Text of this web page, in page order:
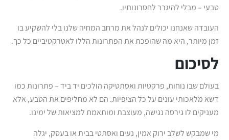
טבעי – מבלי להיגרר לחסרונותיו.
העובדה שאנחנו יכולים לנהל את מרחב המחיה שלנו בלי להשקיע בו
זמן מיותר, היא מה שהופכת את הפתרונות הללו לאטרקטיביים כל כך.
לסיכום
בעולם שבו נוחות, פרקטיות ואסתטיקה הולכים יד ביד – פתרונות כמו
דשא מלאכותי עונים על כל הציפיות. הם לא מחליפים את הטבע, אלא
מעניקים לו גירסה נגישה, מעוצבת ומותאמת למציאות של ימינו.
מי שמבקש לשלב ירוק אמין, נעים ואסתטי בבית או בעסק, יגלה